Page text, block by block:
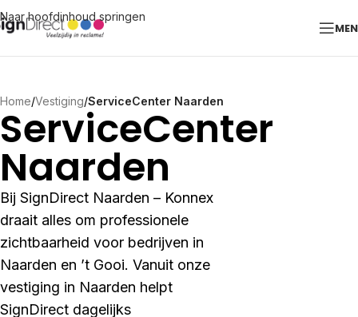
Naar hoofdinhoud springen
Home/Vestiging/ServiceCenter Naarden
ServiceCenter
Naarden
Bij SignDirect Naarden – Konnex
draait alles om professionele
zichtbaarheid voor bedrijven in
Naarden en ’t Gooi. Vanuit onze
vestiging in Naarden helpt
SignDirect dagelijks